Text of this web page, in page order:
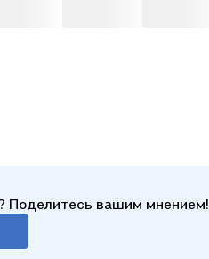
Поделитесь вашим мнением!